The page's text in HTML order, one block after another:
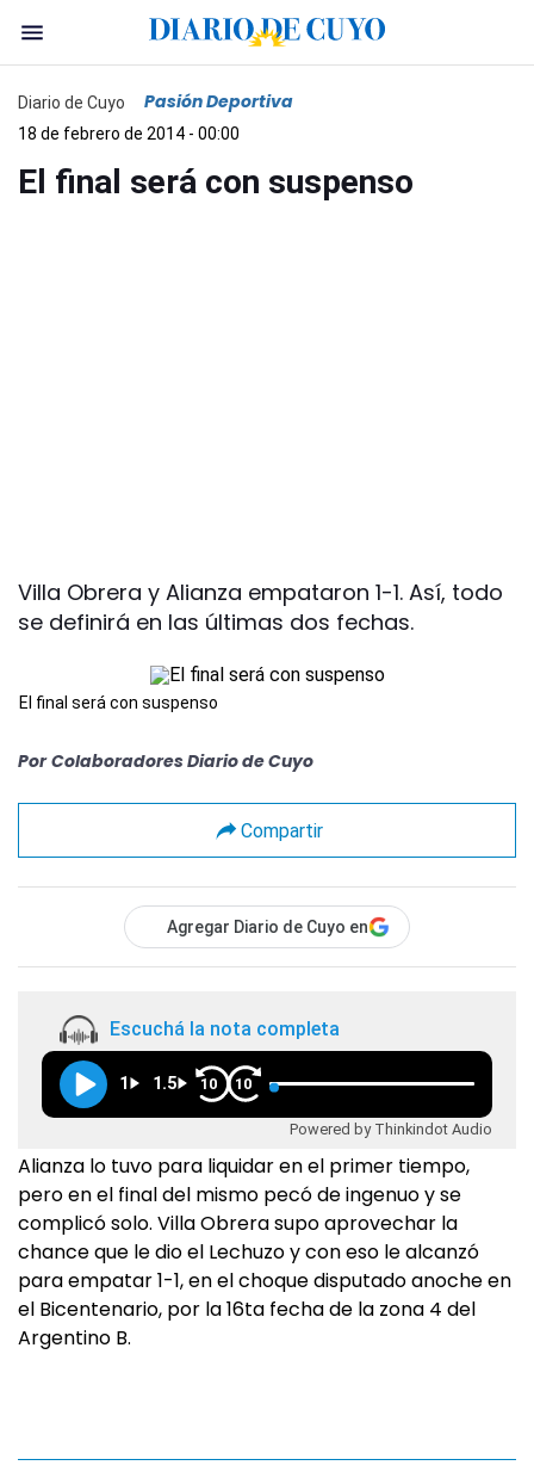
Diario de Cuyo Pasión Deportiva
18 de febrero de 2014 - 00:00
El final será con suspenso
Villa Obrera y Alianza empataron 1-1. Así, todo
se definirá en las últimas dos fechas.
El final será con suspenso
Por Colaboradores Diario de Cuyo
Compartir
Agregar Diario de Cuyo en
Escuchá la nota completa
1 1.5 10 10
Powered by Thinkindot Audio
Alianza lo tuvo para liquidar en el primer tiempo,
pero en el final del mismo pecó de ingenuo y se
complicó solo. Villa Obrera supo aprovechar la
chance que le dio el Lechuzo y con eso le alcanzó
para empatar 1-1, en el choque disputado anoche en
el Bicentenario, por la 16ta fecha de la zona 4 del
Argentino B.